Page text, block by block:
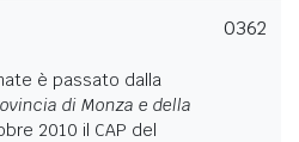
è passato dalla
di Monza e della
2010 il CAP del
0362